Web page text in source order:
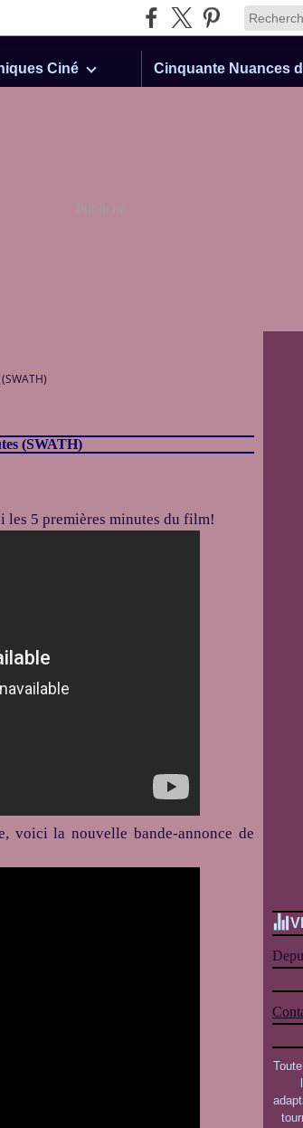
Ciné
Publicité
(SWATH)
les 5 premières minutes du film!
voici la nouvelle bande-annonce de